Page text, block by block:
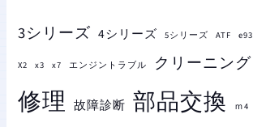
3シリーズ 4シリーズ 5シリーズ ATF e93
X2 x3 x7 エンジントラブル クリーニング
修理 故障診断 部品交換 ｍ4